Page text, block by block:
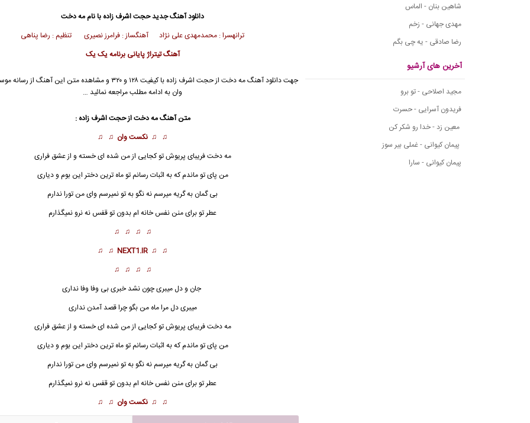
شاهین بنان - الماس
مهدی جهانی - زخم
رضا صادقی - یه چی بگم
آخرین های آرشیو
مجید اصلاحی - تو برو
فریدون آسرایی - حسرت
معین زد - خدا رو شکر کن
پیمان کیوانی - غملی بیر سوز
پیمان کیوانی - سارا
دانلود آهنگ جدیدحجت اشرف زاده با نام مه دخت
ترانهسرا : محمدمهدی علی نژاد آهنگساز : فرامرز نصیری تنظیم : رضا پناهی
آهنگ تیتراژ پایانی برنامه یک یک
جهت دانلود آهنگ مه دخت ازحجت اشرف زاده
با کیفیت ۱۲۸ و ۳۲۰ و مشاهده متن این آهنگ از
وان به ادامه مطلب مراجعه نمائید …
متن آهنگ مه دخت ازحجت اشرف زاده :
♫ ♫ نکست وان ♫ ♫
مه دختفریبای پریوش تو کجایی از من شده ای خسته و از عشق فراری
من پای تو ماندم که به اثبات رسانم تو ماه ترین دختر این بوم و دیاری
بی گمان به گریه میرسم نه نگو به تو نمیرسم وای من تورا ندارم
عطر تو برای منن نفس خانه ام بدون تو قفس نه نرو نمیگذارم
♫ ♫ ♫ ♫
♫ ♫
NEXT1.IR
♫ ♫
♫ ♫ ♫ ♫
جان و دل میبری چون نشد خبری بی وفا وفا نداری
میبری دل مرا ماه من بگو چرا قصد آمدن نداری
مه دختفریبای پریوش تو کجایی از من شده ای خسته و از عشق فراری
من پای تو ماندم که به اثبات رسانم تو ماه ترین دختر این بوم و دیاری
بی گمان به گریه میرسم نه نگو به تو نمیرسم وای من تورا ندارم
عطر تو برای منن نفس خانه ام بدون تو قفس نه نرو نمیگذارم
♫ ♫ نکست وان ♫ ♫